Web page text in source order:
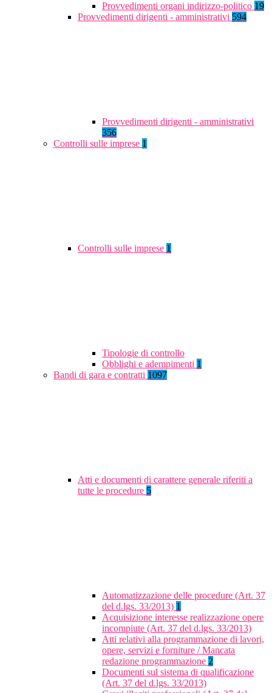
Provvedimenti organi indirizzo-politico 19
Provvedimenti dirigenti - amministrativi 594
Provvedimenti dirigenti - amministrativi
356
Controlli sulle imprese 1
Controlli sulle imprese 1
Tipologie di controllo
Obblighi e adempimenti 1
Bandi di gara e contratti 1097
Atti e documenti di carattere generale riferiti a
tutte le procedure 5
Automatizzazione delle procedure (Art. 37
del d.lgs. 33/2013) 1
Acquisizione interesse realizzazione opere
incompiute (Art. 37 del d.lgs. 33/2013)
Atti relativi alla programmazione di lavori,
opere, servizi e forniture / Mancata
redazione programmazione 2
Documenti sul sistema di qualificazione
(Art. 37 del d.lgs. 33/2013)